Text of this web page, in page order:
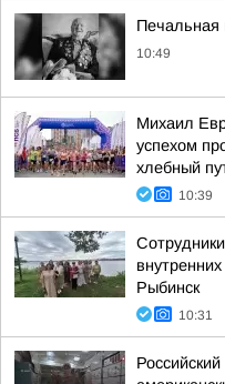
Печальная
10:49
Михаил
успехом
хлебный
10:39
Рыбинск
10:31